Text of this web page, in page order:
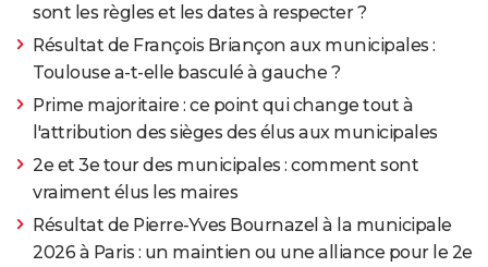
sont les règles et les dates à respecter ?
Résultat de François Briançon aux municipales :
Toulouse a-t-elle basculé à gauche ?
Prime majoritaire : ce point qui change tout à
l'attribution des sièges des élus aux municipales
2e et 3e tour des municipales : comment sont
vraiment élus les maires
Résultat de Pierre-Yves Bournazel à la municipale
2026 à Paris : un maintien ou une alliance pour le 2e